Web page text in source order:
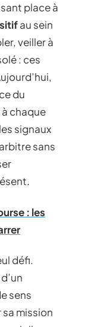
place à
au sein
veiller à
: ces
du
chaque
signaux
sans
: les
défi.
sens
mission